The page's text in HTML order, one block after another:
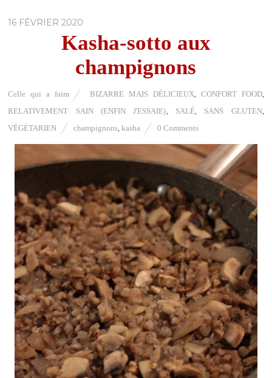
16 FÉVRIER 2020
Kasha-sotto aux
champignons
Celle qui a faim BIZARRE MAIS DÉLICIEUX, CONFORT FOOD,
RELATIVEMENT SAIN (ENFIN J'ESSAIE), SALÉ, SANS GLUTEN,
VÉGÉTARIEN
champignons,kasha 0 Comments